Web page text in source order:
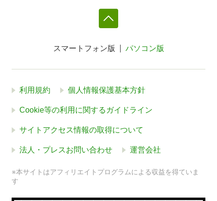
スマートフォン版 パソコン版
利用規約 個人情報保護基本方針
Cookie等の利用に関するガイドライン
サイトアクセス情報の取得について
法人・プレスお問い合わせ 運営会社
※本サイトはアフィリエイトプログラムによる収益を得ていま
す